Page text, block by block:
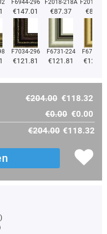
F6944-296
€147.01
F2018-218A
€87.37
F2018-
€87.37
F7034-296
€121.81
F6731-224
€121.81
F6731-
€
€204.00 €118.32
€0.00 €0.00
€204.00 €118.32